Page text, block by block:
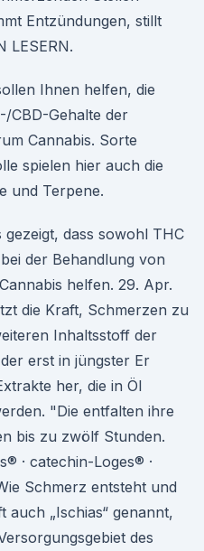
Entzündungen, stillt
LESERN.
Ihnen helfen, die
CBD-Gehalte der
Cannabis. Sorte
spielen hier auch die
und Terpene.
dass sowohl THC
der Behandlung von
helfen. 29. Apr.
die Kraft, Schmerzen zu
Inhaltsstoff der
erst in jüngster Er
her, die in Öl
"Die entfalten ihre
bis zu zwölf Stunden.
· catechin-Loges® ·
Schmerz entsteht und
„Ischias“ genannt,
des